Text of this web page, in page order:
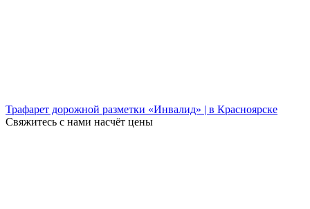
Трафарет дорожной разметки «Инвалид» | в Красноярске
Свяжитесь с нами насчёт цены